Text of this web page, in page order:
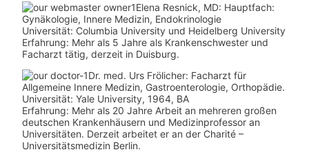
Elena Resnick, MD: Hauptfach:
Gynäkologie, Innere Medizin, Endokrinologie
Universität: Columbia University und Heidelberg University
Erfahrung: Mehr als 5 Jahre als Krankenschwester und
Facharzt tätig, derzeit in Duisburg.
Dr. med. Urs Frölicher: Facharzt für
Allgemeine Innere Medizin, Gastroenterologie, Orthopädie.
Universität: Yale University, 1964, BA
Erfahrung: Mehr als 20 Jahre Arbeit an mehreren großen
deutschen Krankenhäusern und Medizinprofessor an
Universitäten. Derzeit arbeitet er an der Charité –
Universitätsmedizin Berlin.